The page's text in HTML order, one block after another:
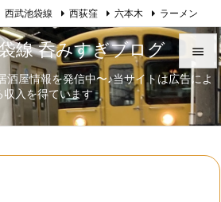
線 呑みすぎブログ
酒屋情報を発信中〜♪当サイトは広告によ
収入を得ています


メニュ

西武池袋線 西荻窪 六本木 ラーメン
介 RSS Feedly